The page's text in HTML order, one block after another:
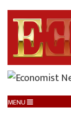
MENU